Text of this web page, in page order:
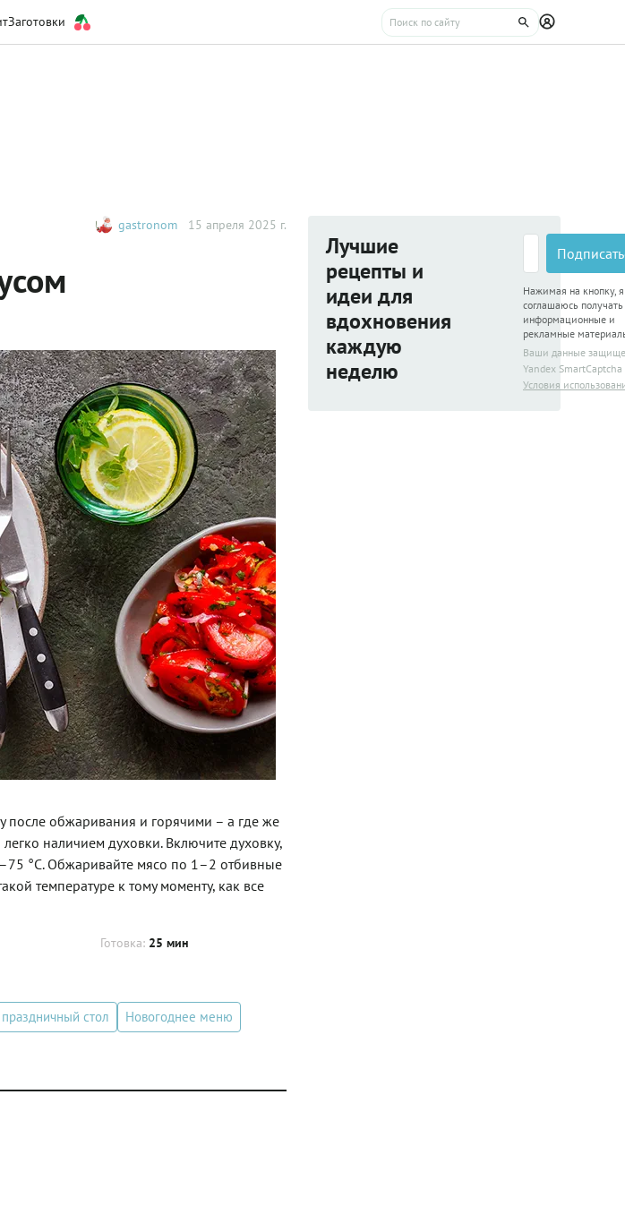
Заготовки
gastronom 15 апреля 2025 г.
после обжаривания и горячими – а где же
наличием духовки. Включите духовку,
°С. Обжаривайте мясо по 1–2 отбивные
температуре к тому моменту, как все
Готовка: 25 мин
стол
Новогоднее меню
Лучшие
рецепты и
идеи для
вдохновения
каждую
неделю
Нажимая на кнопку, я
соглашаюсь получать
информационные и
рекламные
Ваши данные
Yandex SmartCaptcha
Условия